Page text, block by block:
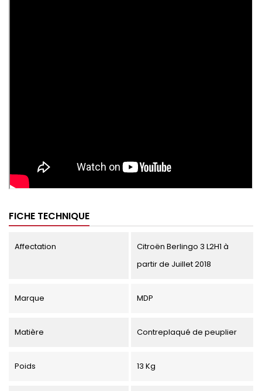
FICHE TECHNIQUE
Affectation
Citroën Berlingo 3 L2H1 à
partir de Juillet 2018
Marque MDP
Matière Contreplaqué de peuplier
Poids 13 Kg